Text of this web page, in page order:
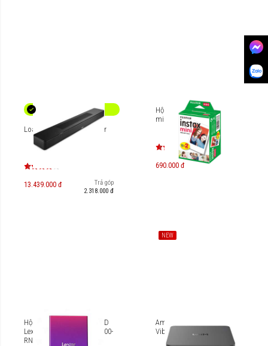
Loa Bose Smart Soundbar
13.439.000 đ
Trả góp
2.318.000 đ
Hộp phim Fujifilm Instax
mini 20 tấm - Phim trắng
690.000 đ
Hộp đựng ổ cứng HDD/SSD
Lexar E100 2.5 inch LPAE100-
RNBNG
NEW
Ampli tích hợp DAC WiiM
Vibelink Amp